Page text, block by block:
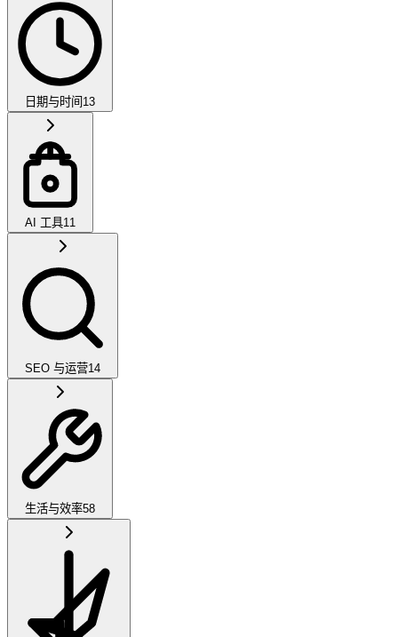
日期与时间 13
AI 工具11
SEO 与运营14
生活与效率58